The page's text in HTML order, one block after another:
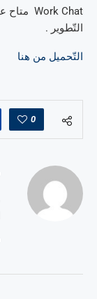
التّطوير .
التّحميل من هنا
0